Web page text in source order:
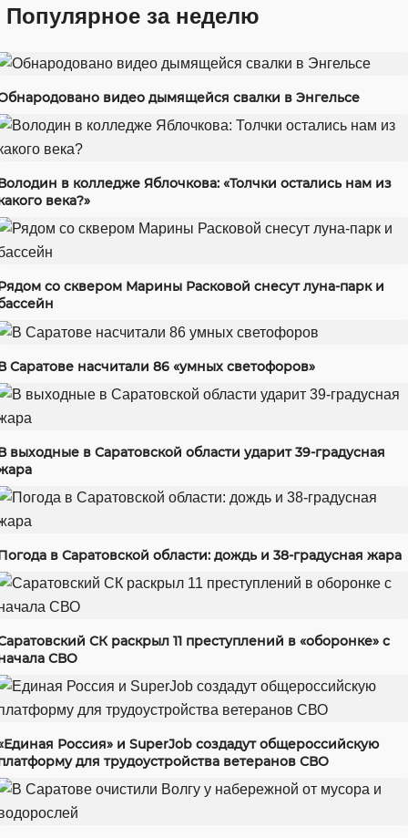
Популярное за неделю
видео дымящейся свалки в Энгельсе
в колледже Яблочкова: «Толчки остались нам из
века?»
со сквером Марины Расковой снесут луна-парк и
Саратове насчитали 86 «умных светофоров»
выходные в Саратовской области ударит 39-градусная
в Саратовской области: дождь и 38-градусная жара
СК раскрыл 11 преступлений в «оборонке» с
СВО
Россия» и SuperJob создадут общероссийскую
для трудоустройства ветеранов СВО